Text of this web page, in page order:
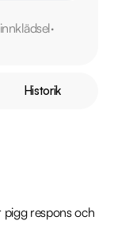
Historik
pigg respons och